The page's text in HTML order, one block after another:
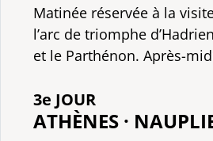
Matinée réservée à la
l’arc de triomphe
et le Parthénon. Après-
3e JOUR
ATHÈNES ·